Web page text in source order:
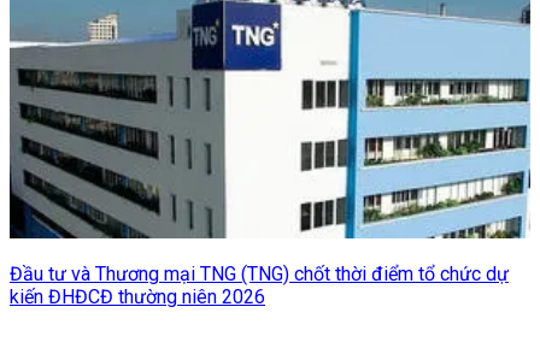
Đầu tư và Thương mại TNG (TNG) chốt thời điểm tổ chức dự
kiến ĐHĐCĐ thường niên 2026